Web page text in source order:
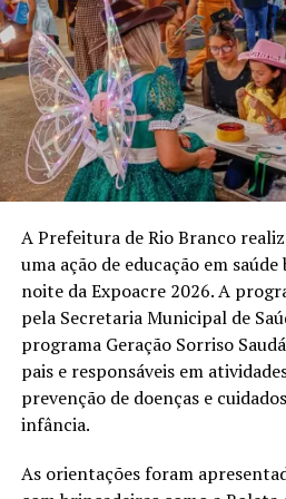
Carne bovina, suína e soja
lideram exportações e
mudam perfil econômico do
Acre entre 2010 e 2025
Em "Economia e
Empreender"
Acre
Em
Exportações do Acre
superam US$ 25 milhões no
primeiro trimestre de 2025
Em "Notícias"
RELATED TOPICS:
A Prefeitura de Rio Branco
uma ação de educação em
noite da Expoacre 2026. A
pela Secretaria Municipal de
programa Geração Sorriso
pais e responsáveis em
prevenção de doenças e
infância.
As orientações foram